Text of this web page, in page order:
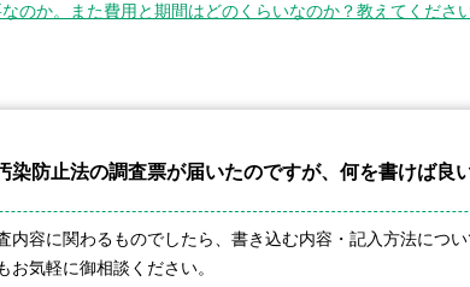
のか。また費用と期間はどのくらいなのか？教えてください
染防止法の調査票が届いたのですが、何を書けば良
内容に関わるものでしたら、書き込む内容・記入方法につ
お気軽に御相談ください。